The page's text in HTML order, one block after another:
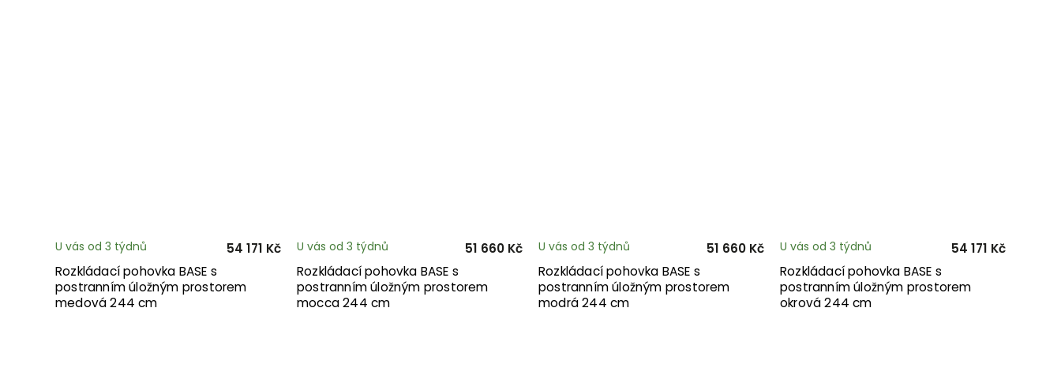
Rozkládací pohovka BASE s
postranním úložným prostorem
medová 244 cm
U vás od 3 týdnů
54 171 Kč
Rozkládací pohovka BASE s
postranním úložným prostorem
mocca 244 cm
U vás od 3 týdnů
51 660 Kč
Rozkládací pohovka BASE s
postranním úložným prostorem
modrá 244 cm
U vás od 3 týdnů
51 660 Kč
Rozkládací pohovka BASE s
postranním úložným prostorem
okrová 244 cm
U vás od 3 týdnů 54 171 Kč